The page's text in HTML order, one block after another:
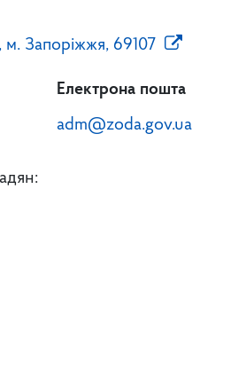
Запоріжжя, 69107
Електрона пошта
adm@zoda.gov.ua